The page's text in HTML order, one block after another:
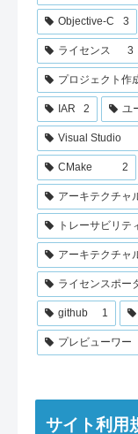
Objective-C 3
ライセンス 3
プロジェクト作
IAR 2 ユ
Visual Studio
CMake 2
アーキテクチャ
トレーサビリテ
アーキテクチャ
ライセンスポー
github 1
プレビューワー
サイト利用